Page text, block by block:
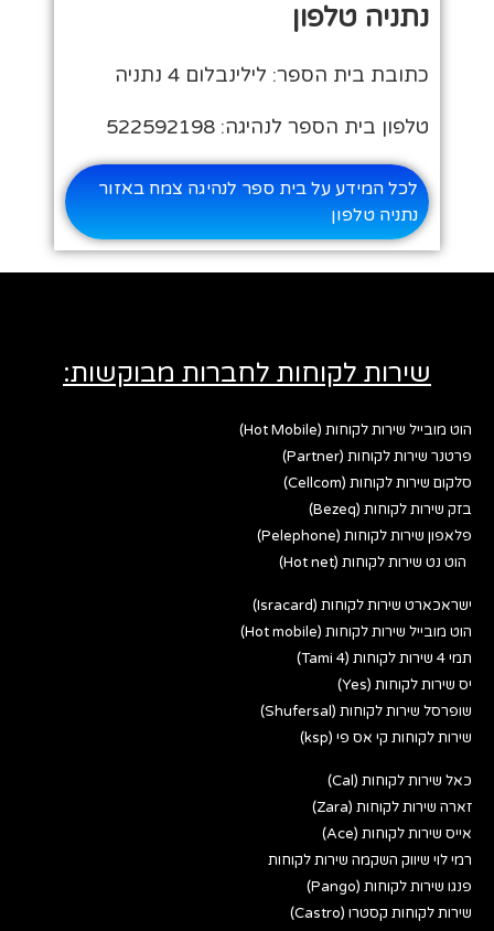
נתניה טלפון
כתובת בית הספר: לילינבלום 4 נתניה
טלפון בית הספר לנהיגה: 522592198
לכל המידע על בית ספר לנהיגה צמח באזור
נתניה טלפון
שירות לקוחות לחברות מבוקשות:
הוט מובייל שירות לקוחות (Hot Mobile)
פרטנר שירות לקוחות (Partner)
סלקום שירות לקוחות (Cellcom)
בזק שירות לקוחות (Bezeq)
פלאפון שירות לקוחות (Pelephone)
הוט נט שירות לקוחות (Hot net)
ישראכארט שירות לקוחות (Isracard)
הוט מובייל שירות לקוחות (Hot mobile)
תמי 4 שירות לקוחות (Tami 4)
יס שירות לקוחות (Yes)
שופרסל שירות לקוחות (Shufersal)
שירות לקוחות קי אס פי (ksp)
כאל שירות לקוחות (Cal)
זארה שירות לקוחות (Zara)
אייס שירות לקוחות (Ace)
רמי לוי שיווק השקמה שירות לקוחות
פנגו שירות לקוחות (Pango)
שירות לקוחות קסטרו (Castro)